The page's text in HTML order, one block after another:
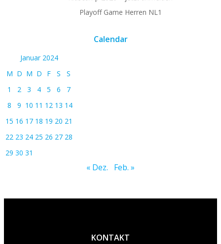
Playoff Game Herren NL1
Calendar
Januar 2024
M D M D F S
S
1
2 3 4 5 6
7
8
9 10 11 12 13 14
15 16 17 18 19 20 21
22 23 24 25 26 27 28
29 30 31
« Dez. Feb. »
KONTAKT